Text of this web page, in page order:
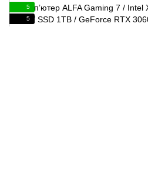
5
5